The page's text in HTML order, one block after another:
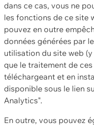
dans ce cas, vous ne
les fonctions de ce site
pouvez en outre
données générées par
utilisation du site web
que le traitement de
téléchargeant et en
disponible sous le lien
Analytics".
En outre, vous pouvez